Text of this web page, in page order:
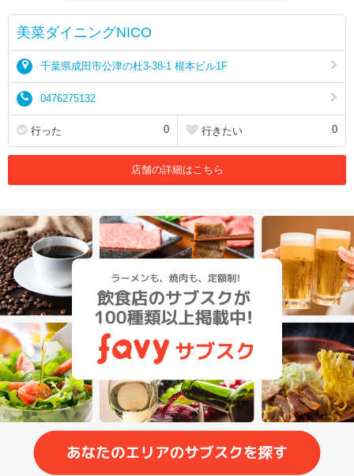
美菜ダイニングNICO
千葉県成田市公津の杜3-38-1 根本ビル1F
0476275132
行った 0 行きたい 0
店舗の詳細はこちら